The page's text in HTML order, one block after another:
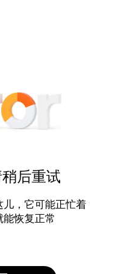
后重试
，它可能正忙着
能恢复正常